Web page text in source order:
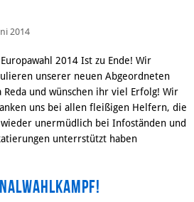
2014
2014 Ist zu Ende! Wir
unserer neuen Abgeordneten
Reda und wünschen ihr viel Erfolg! Wir
uns bei allen fleißigen Helfern, die
wieder unermüdlich bei Infoständen und
unterrstützt haben